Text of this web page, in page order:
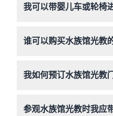
间为下午6:30（可能会
我可以带婴儿车或轮椅
访客。
谁可以购买水族馆光教
儿童需按成人票价购买
我如何预订水族馆光教
不可取消，且必须在预
参观水族馆光教时我应